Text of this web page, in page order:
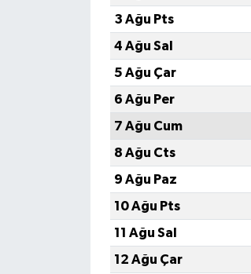
3 Ağu Pts
4 Ağu Sal
5 Ağu Çar
6 Ağu Per
7 Ağu Cum
8 Ağu Cts
9 Ağu Paz
10 Ağu Pts
11 Ağu Sal
12 Ağu Çar